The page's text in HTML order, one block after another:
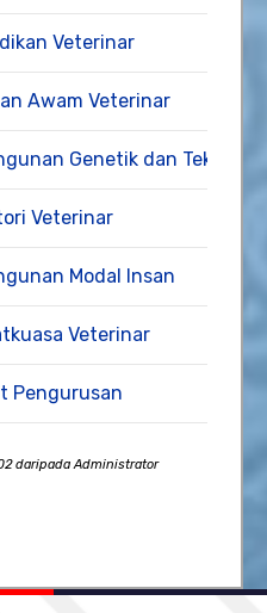
Veterinar
Awam Veterinar
Genetik dan
Veterinar
Modal Insan
Veterinar
Pengurusan
daripada Administrator